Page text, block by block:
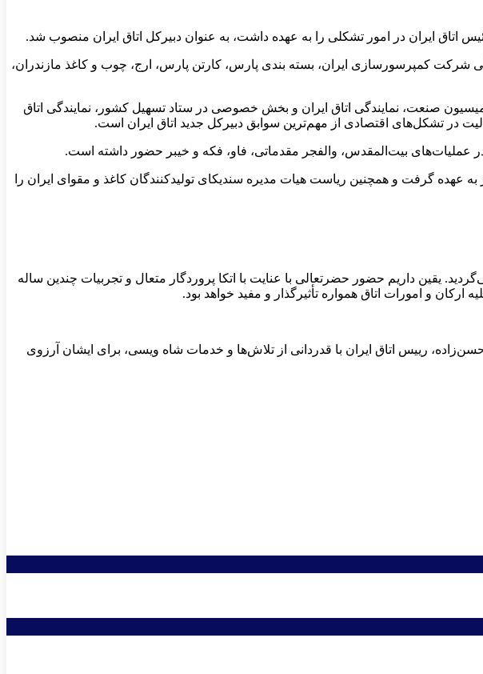
ایران در امور تشکلی را به عهده داشت، به عنوان دبیرکل اتاق ایران منصوب شد.
جمله مدیرعاملی شرکت کمپرسورسازی ایران، بسته بندی پارس، کارتن پارس، ارج، چوب و کاغذ مازندران،
صنعت، نمایندگی اتاق ایران و بخش خصوصی در ستاد تسهیل کشور، نمایندگی اتاق
عملیات‌های بیت‌المقدس، والفجر مقدماتی، فاو، فکه و خیبر حضور داشته است.
عهده گرفت و همچنین ریاست هیات مدیره سندیکای تولیدکنندگان کاغذ و مقوای ایران را
یقین داریم حضور حضرتعالی با عنایت با اتکا پروردگار متعال و تجربیات چندین ساله
و امورات اتاق همواره تأثیرگذار و مفید خواهد بود.
رییس اتاق ایران با قدردانی از تلاش‌ها و خدمات شاه ویسی، برای ایشان آرزوی